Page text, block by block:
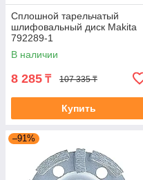
Сплошной тарельчатый
шлифовальный диск Makita
792289-1
В наличии
8 285 ₸ 107 335 ₸
Купить
–91%